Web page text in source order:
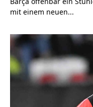
mit einem neuen...